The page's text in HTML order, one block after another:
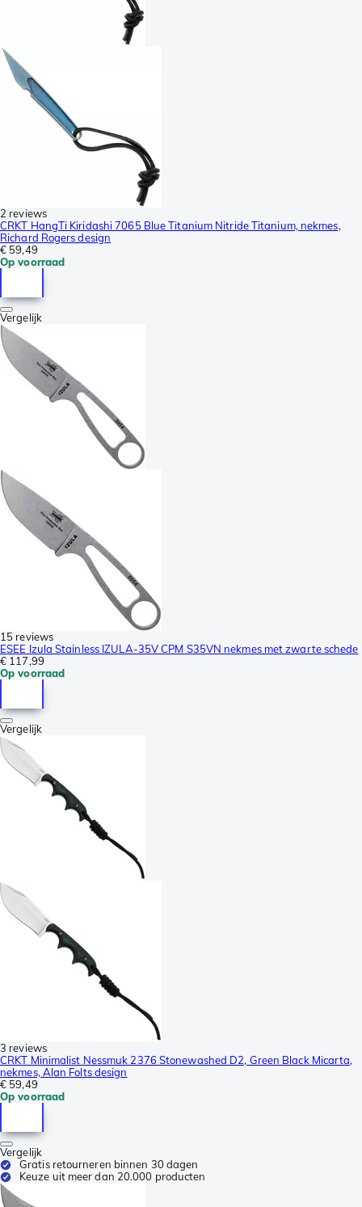
2 reviews
CRKT HangTi Kiridashi 7065 Blue Titanium Nitride Titanium, nekmes,
Richard Rogers design
€ 59,49
Op voorraad
Vergelijk
15 reviews
ESEE Izula Stainless IZULA-35V CPM S35VN nekmes met zwarte schede
€ 117,99
Op voorraad
Vergelijk
3 reviews
CRKT Minimalist Nessmuk 2376 Stonewashed D2, Green Black Micarta,
nekmes, Alan Folts design
€ 59,49
Op voorraad
Vergelijk
Gratis retourneren binnen 30 dagen
Keuze uit meer dan 20.000 producten